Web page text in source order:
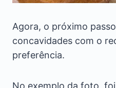
Agora, o próximo
concavidades com o
preferência.
No exemplo da foto,